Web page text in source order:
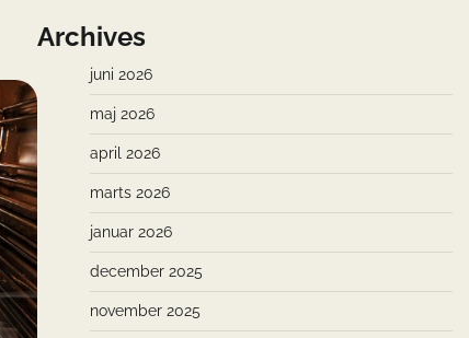
Archives
juni 2026
maj 2026
april 2026
marts 2026
januar 2026
december 2025
november 2025